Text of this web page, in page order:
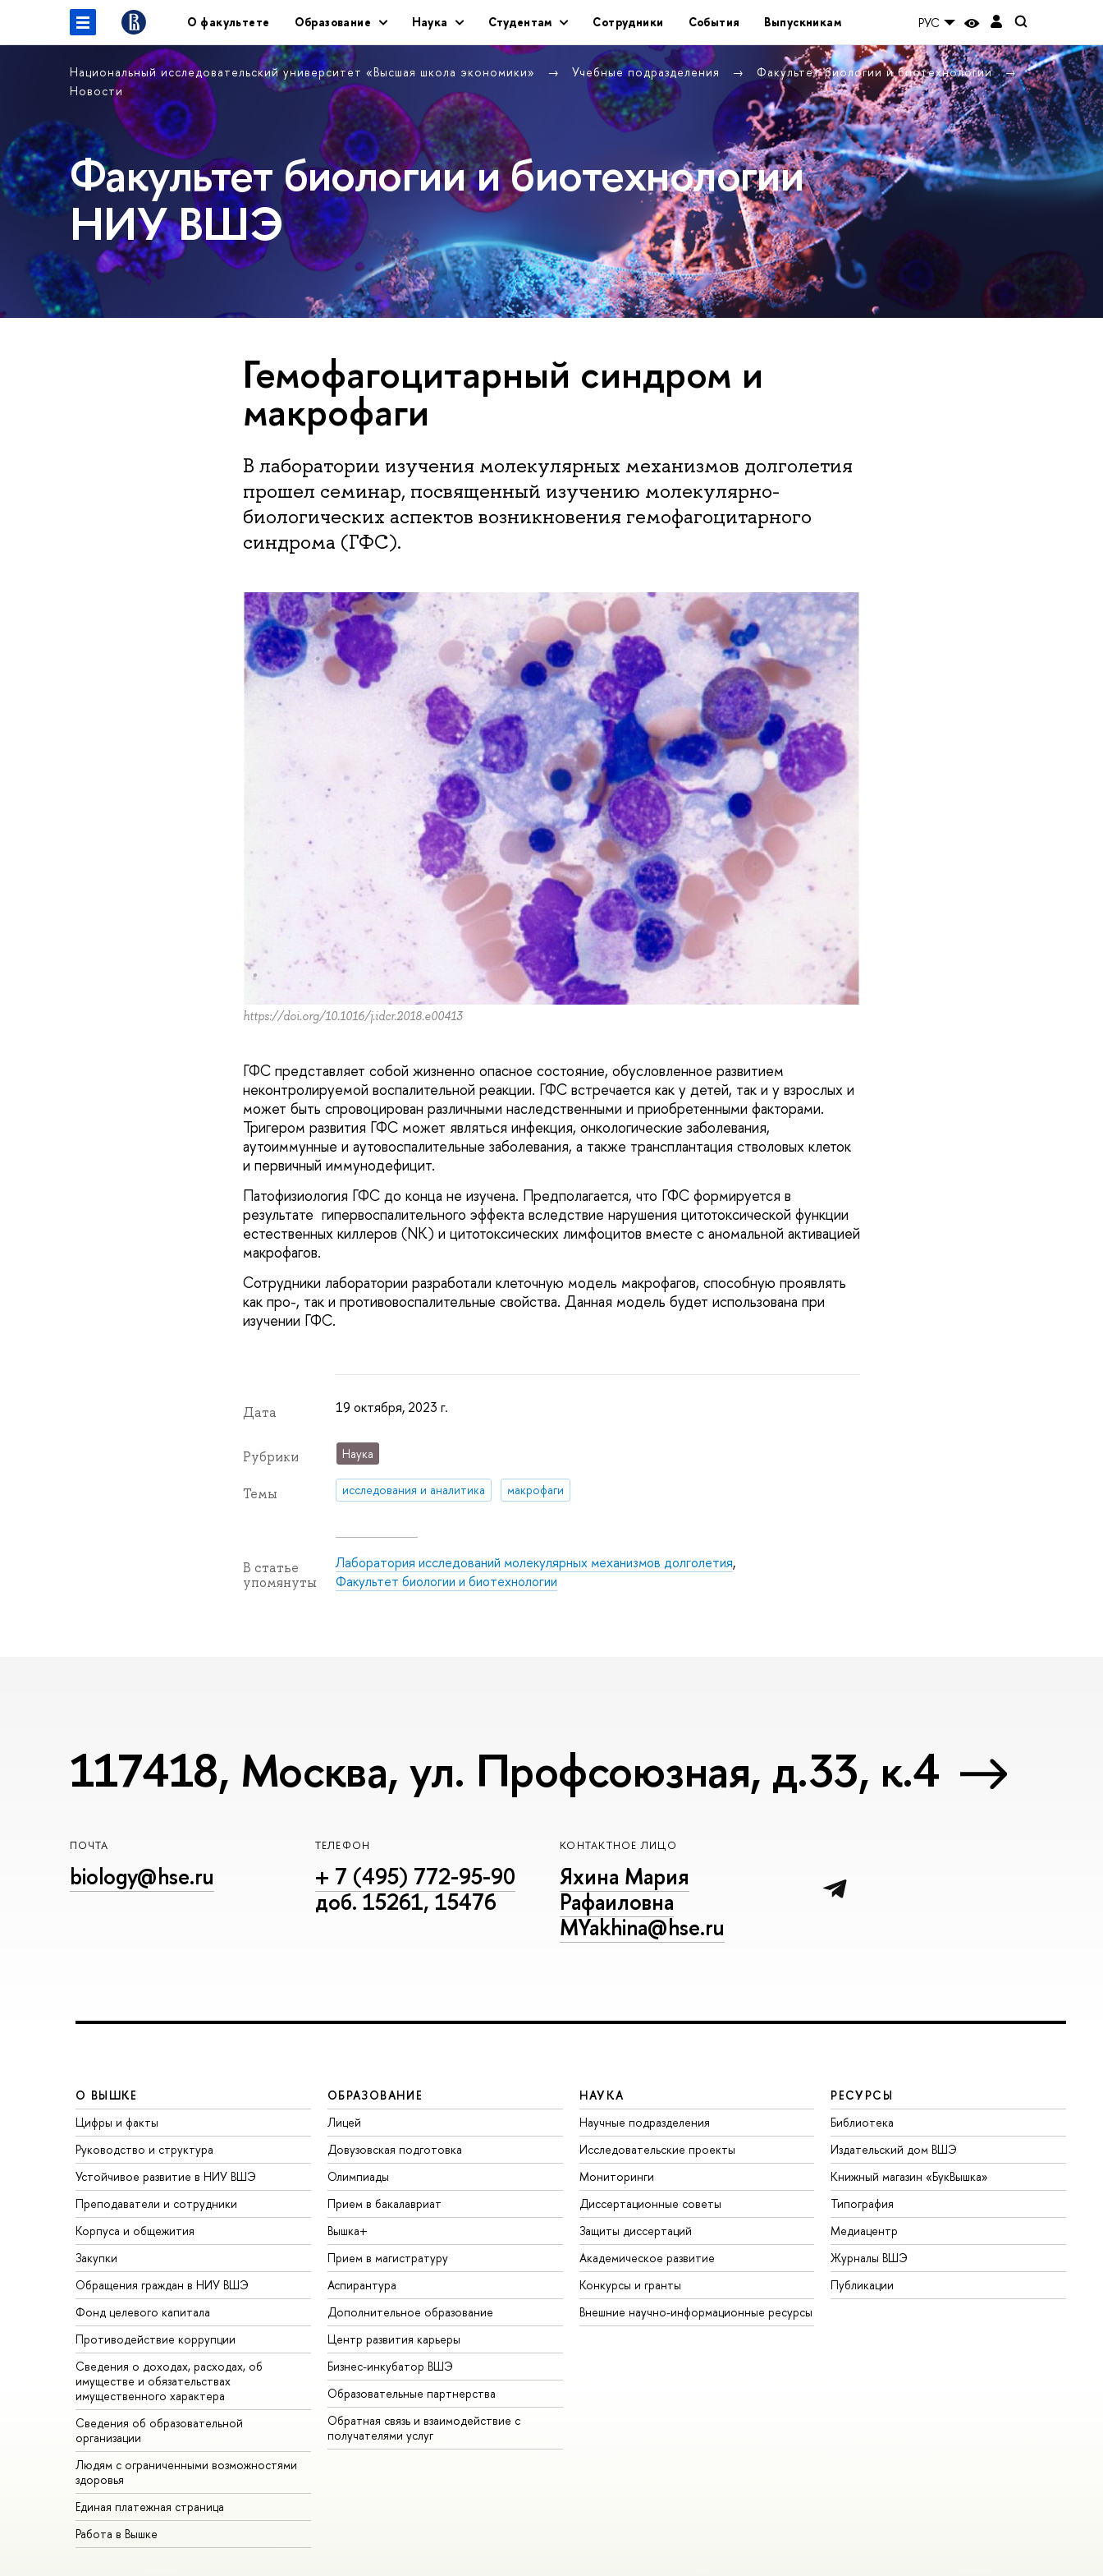
О факультете Образование Наука Студентам Сотрудники События Выпускникам РУС
Национальный исследовательский университет «Высшая школа экономики» Учебные подразделения
Факультет биологии и биотехнологии
Новости
Факультет биологии и биотехнологии
НИУ ВШЭ
Ге­мо­фа­го­ци­тар­ный синдром и
макрофаги
В лаборатории изучения молекулярных механизмов долголетия
прошел семинар, посвященный изучению молекулярно-
биологических аспектов возникновения гемофагоцитарного
синдрома (ГФС).
https://doi.org/10.1016/j.idcr.2018.e00413
ГФС представляет собой жизненно опасное состояние, обусловленное развитием
неконтролируемой воспалительной реакции. ГФС встречается как у детей, так и у взрослых и
может быть спровоцирован различными наследственными и приобретенными факторами.
Тригером развития ГФС может являться инфекция, онкологические заболевания,
аутоиммунные и аутовоспалительные заболевания, а также трансплантация стволовых клеток
и первичный иммунодефицит.
Патофизиология ГФС до конца не изучена. Предполагается, что ГФС формируется в
результате гипервоспалительного эффекта вследствие нарушения цитотоксической функции
естественных киллеров (NK) и цитотоксических лимфоцитов вместе с аномальной активацией
макрофагов.
Сотрудники лаборатории разработали клеточную модель макрофагов, способную проявлять
как про-, так и противовоспалительные свойства. Данная модель будет использована при
изучении ГФС.
Дата 19 октября, 2023 г.
Рубрики Наука
Темы исследования и аналитика макрофаги
В статье
упомянуты
Лаборатория исследований молекулярных механизмов долголетия,
Факультет биологии и биотехнологии
117418, Москва, ул. Профсоюзная, д.33, к.4
ПОЧТА
biology@hse.ru
ТЕЛЕФОН
+ 7 (495) 772-95-90
доб. 15261, 15476
КОНТАКТНОЕ ЛИЦО
Яхина Мария
Рафаиловна
MYakhina@hse.ru
О ВЫШКЕ
Цифры и факты
Руководство и структура
Устойчивое развитие в НИУ ВШЭ
Преподаватели и сотрудники
Корпуса и общежития
Закупки
Обращения граждан в НИУ ВШЭ
Фонд целевого капитала
Противодействие коррупции
Сведения о доходах, расходах, об
имуществе и обязательствах
имущественного характера
Сведения об образовательной
организации
Людям с ограниченными возможностями
здоровья
Единая платежная страница
Работа в Вышке
ОБРАЗОВАНИЕ
Лицей
Довузовская подготовка
Олимпиады
Прием в бакалавриат
Вышка+
Прием в магистратуру
Аспирантура
Дополнительное образование
Центр развития карьеры
Бизнес-инкубатор ВШЭ
Образовательные партнерства
Обратная связь и взаимодействие с
получателями услуг
НАУКА
Научные подразделения
Исследовательские проекты
Мониторинги
Диссертационные советы
Защиты диссертаций
Академическое развитие
Конкурсы и гранты
Внешние научно-информационные ресурсы
РЕСУРСЫ
Библиотека
Издательский дом ВШЭ
Книжный магазин «БукВышка»
Типография
Медиацентр
Журналы ВШЭ
Публикации